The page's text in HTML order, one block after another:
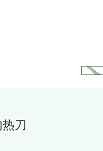
刀